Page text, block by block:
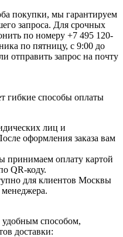
покупки, мы гарантируем
запроса. Для срочных
по номеру +7 495 120-
по пятницу, с 9:00 до
отправить запрос на почту
гибкие способы оплаты
лиц и
оформления заказа вам
оплату картой
QR-коду.
для клиентов Москвы
способом,
доставки: